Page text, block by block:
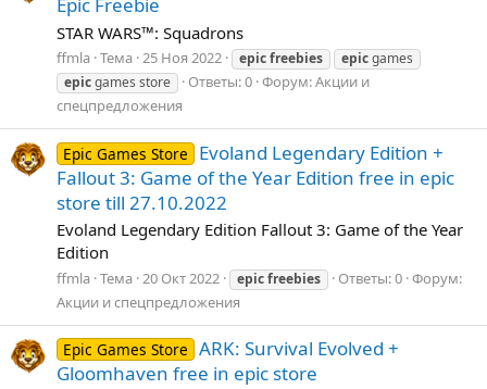
STAR WARS™: Squadrons
ffmla Тема 25 Ноя 2022 epicfreebies epicgames
epicgames store Ответы: 0 Форум:Акции и
спецпредложения
Epic Games Store
Evoland Legendary Edition +
Fallout 3: Game of the Year Edition free in epic
store till 27.10.2022
Evoland Legendary Edition Fallout 3: Game of the Year
Edition
ffmla Тема 20 Окт 2022 epicfreebies Ответы: 0 Форум:
Акции и спецпредложения
Epic Games Store ARK: Survival Evolved +
Gloomhaven free in epic store